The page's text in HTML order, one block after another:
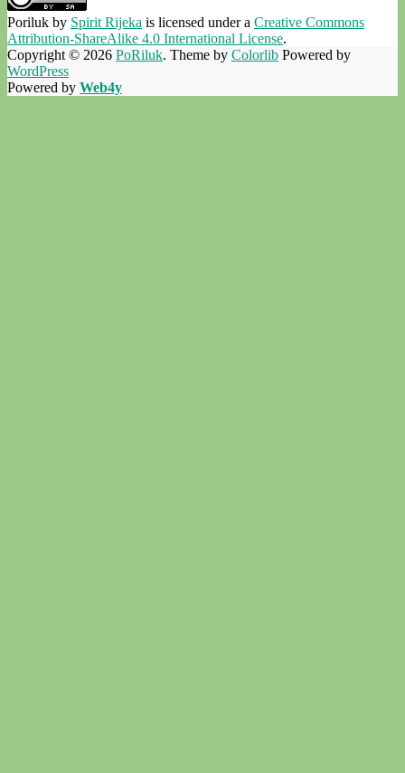
Poriluk by Spirit Rijeka is licensed under a Creative Commons
Attribution-ShareAlike 4.0 International License.
Copyright © 2026 PoRiluk. Theme by Colorlib Powered by
WordPress
Powered by Web4y